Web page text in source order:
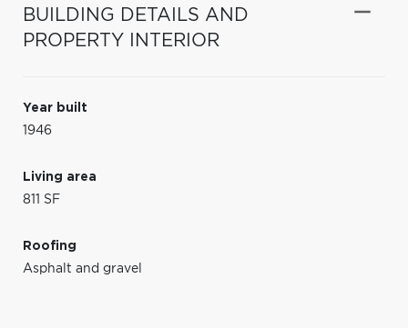
BUILDING DETAILS AND
PROPERTY INTERIOR
Year built
1946
Living area
811 SF
Roofing
Asphalt and gravel